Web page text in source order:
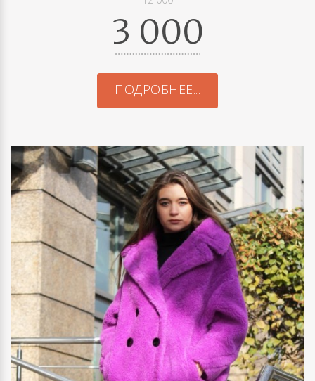
3 000
ПОДРОБНЕЕ...